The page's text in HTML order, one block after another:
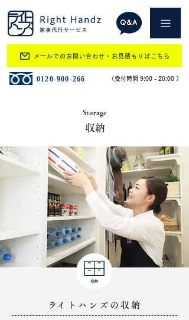
​0120-900-266 ​（受付時間 9:00 - 20:00 ）
メールでのお問い合わせ・お見積もりはこちら
Storage
収納
​ライトハンズの収納